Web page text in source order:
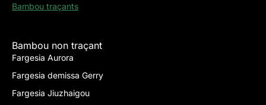
Bambou traçants
Bambou non traçant
Fargesia Aurora
Fargesia demissa Gerry
Fargesia Jiuzhaigou